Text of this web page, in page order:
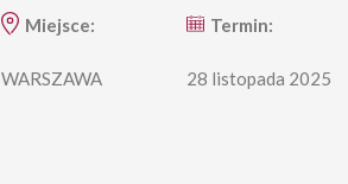
Miejsce: Termin:
WARSZAWA 28 listopada 2025